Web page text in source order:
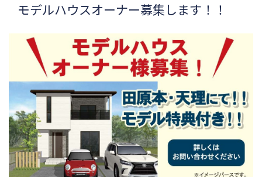
モデルハウスオーナー募集します！！